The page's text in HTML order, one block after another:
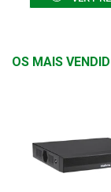
OS MAIS